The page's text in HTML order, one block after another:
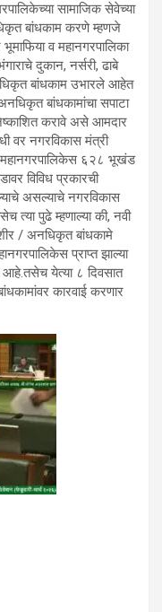
सामाजिक सेवेच्या
बांधकाम करणे म्हणजे
व महानगरपालिका
दुकान, नर्सरी, ढाबे
बांधकाम उभारले आहेत
बांधकामांचा सपाटा
करावे असे आमदार
वर नगरविकास मंत्री
महानगरपालिकेस ६२८ भूखंड
विविध प्रकारची
असल्याचे नगरविकास
त्या पुढे म्हणाल्या की, नवी
/ अनधिकृत बांधकामे
प्राप्त झाल्या
आहे.तसेच येत्या ८ दिवसात
कारवाई करणार